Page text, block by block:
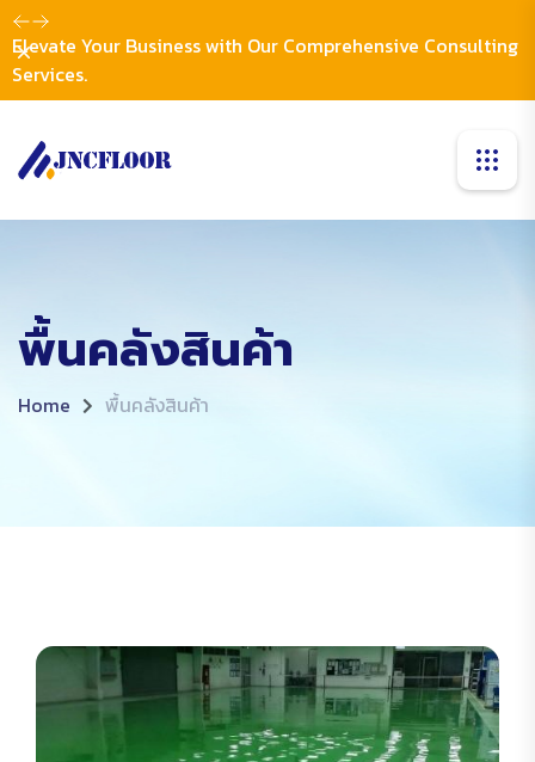
Elevate Your Business with Our Comprehensive Consulting
Services.
Dismiss
พื้นคลังสินค้า
Home พื้นคลังสินค้า